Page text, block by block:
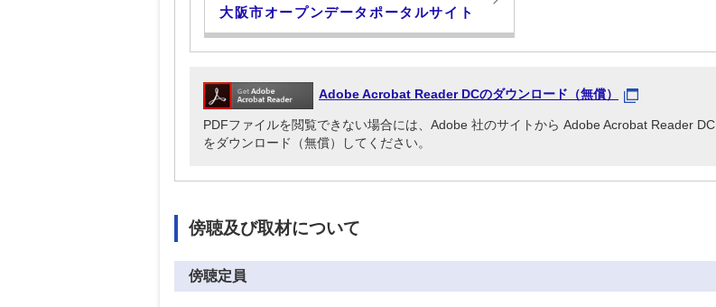
大阪市オープンデータポータルサイト
Adobe Acrobat Reader DCのダウンロード（無償）
PDFファイルを閲覧できない場合には、Adobe 社のサイトから Adobe Acrobat Reader DC
をダウンロード（無償）してください。
傍聴及び取材について
傍聴定員